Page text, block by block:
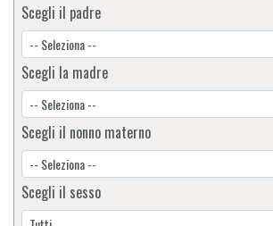
Scegli il padre
Scegli la madre
Scegli il nonno materno
Scegli il sesso